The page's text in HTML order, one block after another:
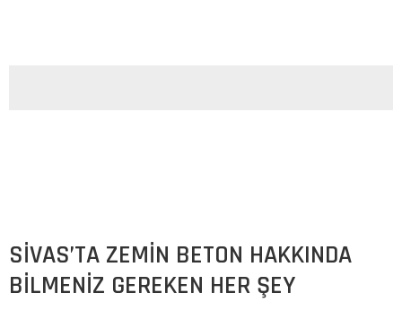
SIVAS’TA ZEMIN BETON HAKKINDA
BILMENIZ GEREKEN HER ŞEY